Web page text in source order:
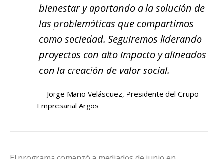
bienestar y aportando a la solución de
las problemáticas que compartimos
como sociedad. Seguiremos liderando
proyectos con alto impacto y alineados
con la creación de valor social.
Jorge Mario Velásquez, Presidente del Grupo
Empresarial Argos